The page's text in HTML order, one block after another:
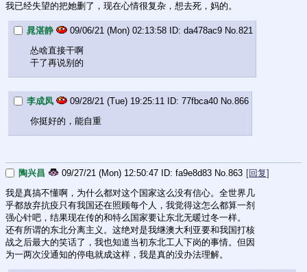
我已经失望的把她删了，现在心情很复杂，想去死，妈的。
晁湛静 09/06/21 (Mon) 02:13:58 da478ac9 No. 821
怂啥直接干啊
干了再说别的
李成凤 09/28/21 (Tue) 19:25:11 77fbca40 No. 866
你挺好的，能自重
陶兴昌 09/27/21 (Mon) 12:50:47 fa9e8d83 No. 863 [回复]
我是真搞不懂啊，为什么都对这个国家这么没有信心。全世界几
乎都放弃抗疫只有我国还在照顾每个人，我觉得这怎么都算一剂
强心针吧，结果现在传的和特么国家要让东北无暖过冬一样。
还有所谓的东北分离主义。这绝对是我继澳大利亚要和我国打核
战之后最大的笑话了，我也知道当初东北工人下岗的事情。但因
为一两次没通知的停电就成这样，我是真的没办法理解。